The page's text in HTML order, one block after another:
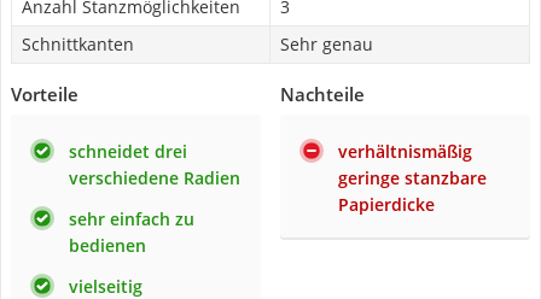
Anzahl Stanzmöglichkeiten
3
Schnittkanten
Sehr genau
Vorteile
schneidet drei
verschiedene Radien
sehr einfach zu
bedienen
vielseitig
Nachteile
verhältnismäßig
geringe stanzbare
Papierdicke